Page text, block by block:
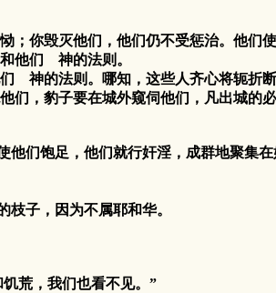
；你毁灭他们，他们仍不受惩治。他们
他们 神的法则。
的法则。哪知，这些人齐心将轭折断
豹子要在城外窥伺他们，凡出城的必
们饱足，他们就行奸淫，成群地聚集在
子，因为不属耶和华。
荒，我们也看不见。”